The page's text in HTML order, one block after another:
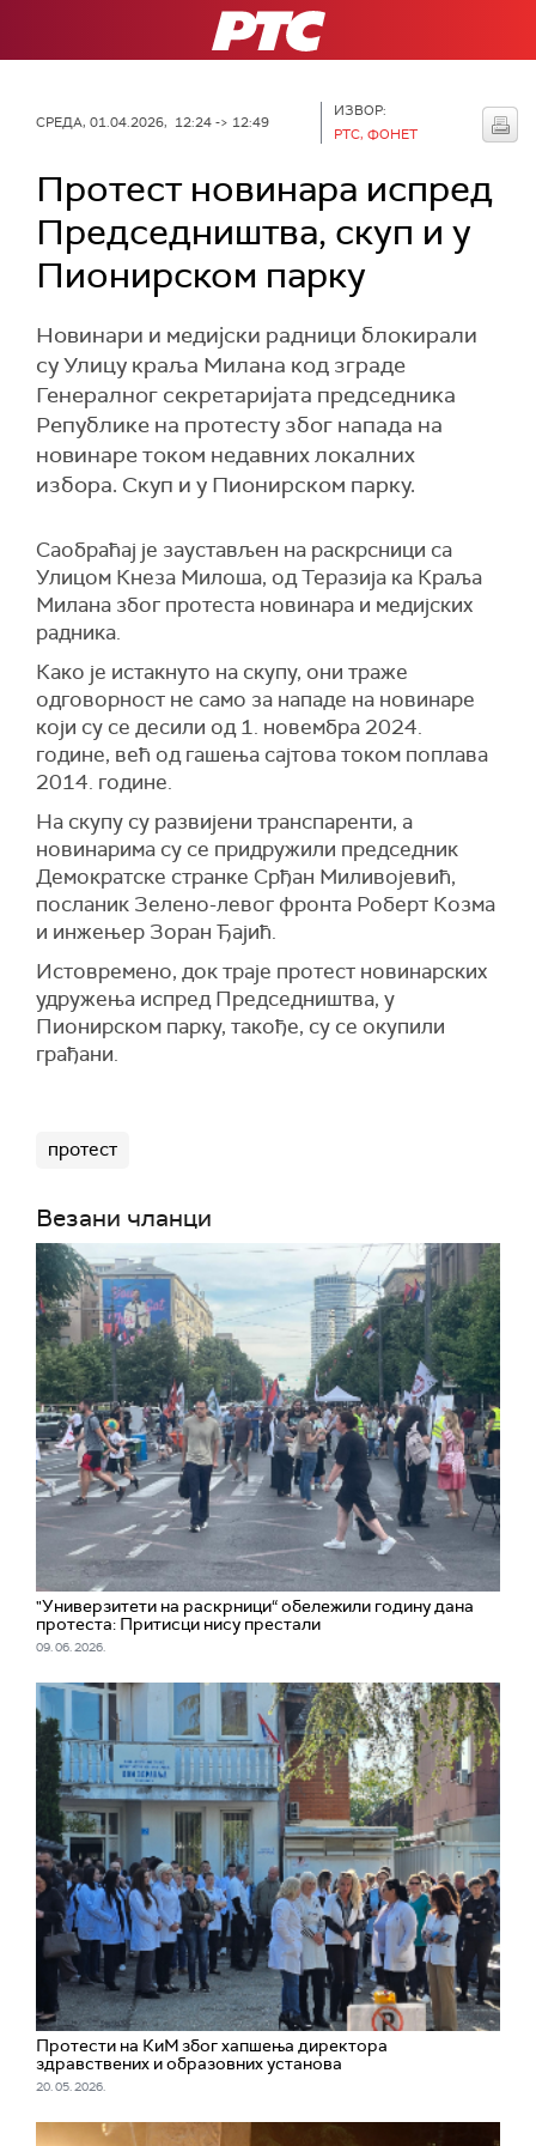
РТС
СРЕДА, 01.04.2026, 12:24 -> 12:49
ИЗВОР:
РТС, ФОНЕТ
Протест новинара испред
Председништва, скуп и у
Пионирском парку
Новинари и медијски радници блокирали
су Улицу краља Милана код зграде
Генералног секретаријата председника
Републике на протесту због напада на
новинаре током недавних локалних
избора. Скуп и у Пионирском парку.
Саобраћај је заустављен на раскрсници са
Улицом Кнеза Милоша, од Теразија ка Краља
Милана због протеста новинара и медијских
радника.
Како је истакнуто на скупу, они траже
одговорност не само за нападе на новинаре
који су се десили од 1. новембра 2024.
године, већ од гашења сајтова током поплава
2014. године.
На скупу су развијени транспаренти, а
новинарима су се придружили председник
Демократске странке Срђан Миливојевић,
посланик Зелено-левог фронта Роберт Козма
и инжењер Зоран Ђајић.
Истовремено, док траје протест новинарских
удружења испред Председништва, у
Пионирском парку, такође, су се окупили
грађани.
протест
Везани чланци
"Универзитети на раскрници“ обележили годину дана
протеста: Притисци нису престали
09. 06. 2026.
Протести на КиМ због хапшења директора
здравствених и образовних установа
20. 05. 2026.